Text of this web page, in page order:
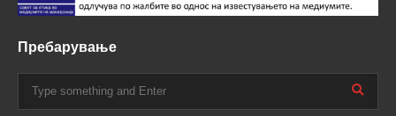
Пребарување